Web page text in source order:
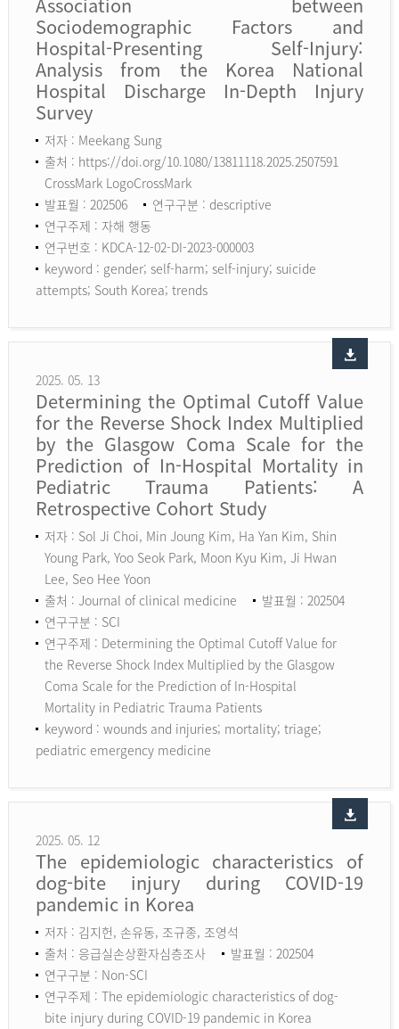
Sociodemographic Factors and
Hospital-Presenting Self-Injury:
Analysis from the Korea National
Hospital Discharge In-Depth Injury
Survey
저자 : Meekang Sung
출처 : https://doi.org/10.1080/13811118.2025.2507591
CrossMark LogoCrossMark
발표월 : 202506
연구구분 : descriptive
연구주제 : 자해 행동
연구번호 : KDCA-12-02-DI-2023-000003
keyword : gender; self-harm; self-injury; suicide
attempts; South Korea; trends
2025. 05. 13
Determining the Optimal Cutoff Value
for the Reverse Shock Index Multiplied
by the Glasgow Coma Scale for the
Prediction of In-Hospital Mortality in
Pediatric Trauma Patients: A
Retrospective Cohort Study
저자 : Sol Ji Choi, Min Joung Kim, Ha Yan Kim, Shin
Young Park, Yoo Seok Park, Moon Kyu Kim, Ji Hwan
Lee, Seo Hee Yoon
출처 : Journal of clinical medicine
발표월 : 202504
연구구분 : SCI
연구주제 : Determining the Optimal Cutoff Value for
the Reverse Shock Index Multiplied by the Glasgow
Coma Scale for the Prediction of In-Hospital
Mortality in Pediatric Trauma Patients
keyword : wounds and injuries; mortality; triage;
pediatric emergency medicine
2025. 05. 12
The epidemiologic characteristics of
dog-bite injury during COVID-19
pandemic in Korea
저자 : 김지헌, 손유동, 조규종, 조영석
출처 : 응급실손상환자심층조사
발표월 : 202504
연구구분 : Non-SCI
연구주제 : The epidemiologic characteristics of dog-
bite injury during COVID-19 pandemic in Korea